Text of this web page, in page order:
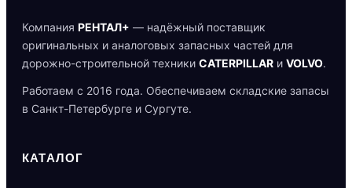
Компания РЕНТАЛ+ — надёжный поставщик
оригинальных и аналоговых запасных частей для
дорожно-строительной техники CATERPILLAR и VOLVO.
Работаем с 2016 года. Обеспечиваем складские запасы
в Санкт-Петербурге и Сургуте.
КАТАЛОГ